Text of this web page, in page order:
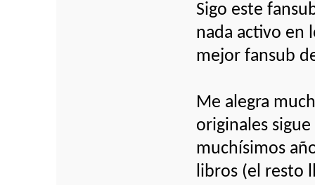
Sigo este
nada activo en
mejor fansub
Me alegra
originales
muchísimos
libros (el resto